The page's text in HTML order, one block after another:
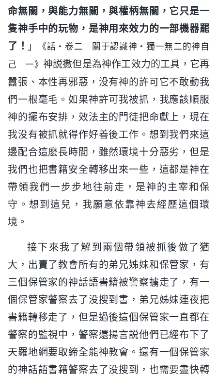
命無關，與能力無關，與權柄無關，它只是一
隻神手中的玩物，是神用來效力的一部機器罷
了！ 」
《話・卷二 關于認識神・獨一無二的神自
己 一》 神説撒但是為神作工效力的工具，它再
囂張、本性再邪惡，没有神的許可它不敢動我
們一根毫毛。如果神許可我被抓，我應該順服
神的擺布安排，效法主的門徒把命獻上，現在
我没有被抓就得作好善後工作。想到我們來這
邊配合這麽長時間，雖然環境十分惡劣，但是
我們也把書籍安全轉移出來一些，這都是神在
帶領我們一步步地往前走，是神的主宰和保
守。想到這兒，我願意依靠神去經歷這個環
境。
接下來我了解到兩個帶領被抓後做了猶
大，出賣了教會所有的弟兄姊妹和保管家，有
三個保管家的神話語書籍被警察擄走了，有一
個保管家警察去了没搜到書，弟兄姊妹連夜把
書籍轉移走了，但是過後這個保管家一直都在
警察的監視中，警察還揚言説他們已經布下了
天羅地網要取締全能神教會。還有一個保管家
的神話語書籍警察去了没搜到，也需要盡快轉